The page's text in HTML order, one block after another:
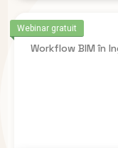
Webinar gratuit
Workflow BIM în